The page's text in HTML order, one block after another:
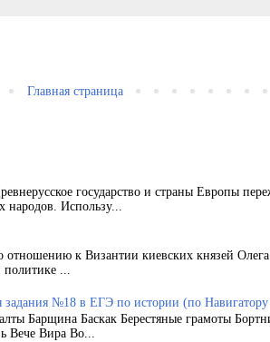
Главная страница
государство и страны Европы
Использу...
отношению к Византии киевских князей
политике ...
задания №18 в ЕГЭ по истории (по
Барщина Баскак Берестяные грамоты
Вече Вира Во...